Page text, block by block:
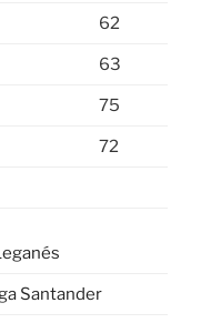
62
63
75
72
Santander